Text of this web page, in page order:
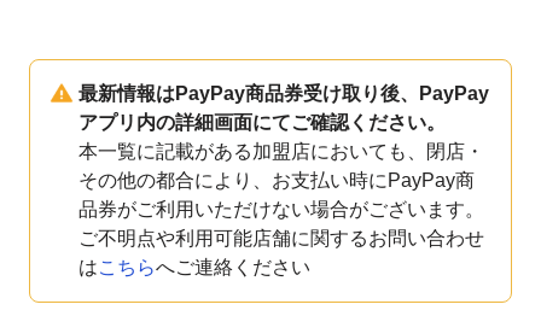
最新情報はPayPay商品券受け取り後、PayPay
アプリ内の詳細画面にてご確認ください。
本一覧に記載がある加盟店においても、閉店・
その他の都合により、お支払い時にPayPay商
品券がご利用いただけない場合がございます。
ご不明点や利用可能店舗に関するお問い合わせ
はこちらへご連絡ください